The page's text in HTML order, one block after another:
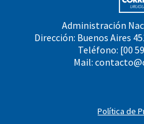
Administración
Dirección: Buenos Aires
Teléfono: [00
Mail:
Política de